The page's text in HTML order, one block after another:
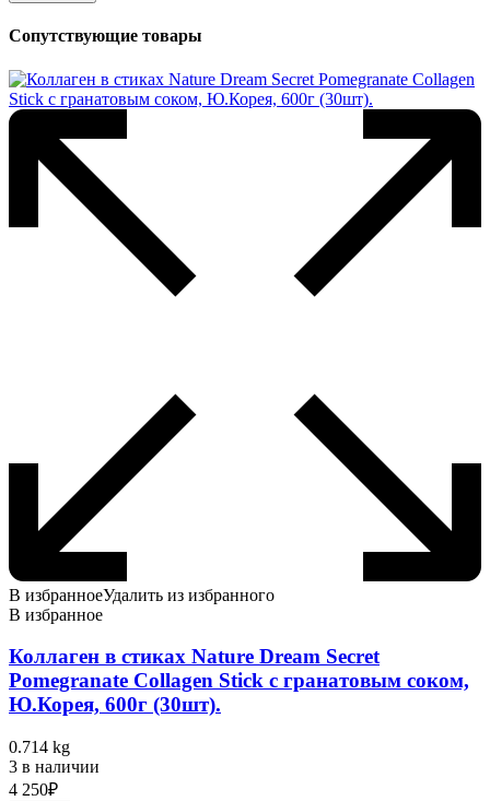
Сопутствующие товары
В избранноеУдалить из избранного
В избранное
Коллаген в стиках Nature Dream Secret
Pomegranate Collagen Stick c гранатовым соком,
Ю.Корея, 600г (30шт).
0.714 kg
3 в наличии
4 250₽